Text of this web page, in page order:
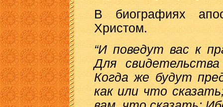
В биографиях
Христом.
“И поведут вас к
Для
Когда же будут
как или что